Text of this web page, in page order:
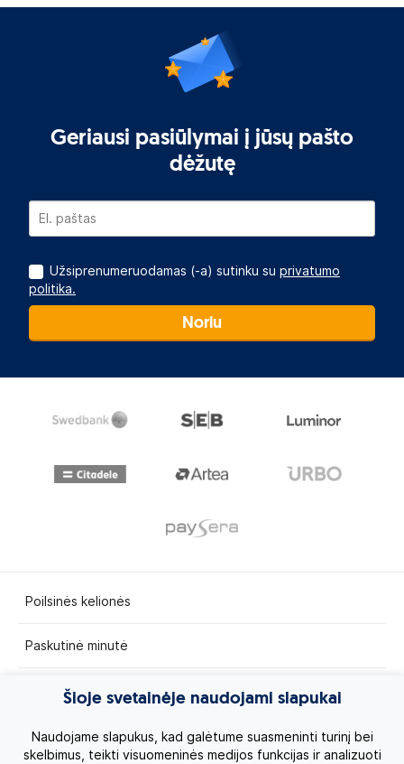
Geriausi pasiūlymai į jūsų pašto
dėžutę
Užsiprenumeruodamas (-a) sutinku su privatumo
politika.
Noriu
Poilsinės kelionės
Paskutinė minutė
Egzotinės kelionės
Kruizai
Šioje svetainėje naudojami slapukai
Naudojame slapukus, kad galėtume suasmeninti turinį bei
skelbimus, teikti visuomeninės medijos funkcijas ir analizuoti